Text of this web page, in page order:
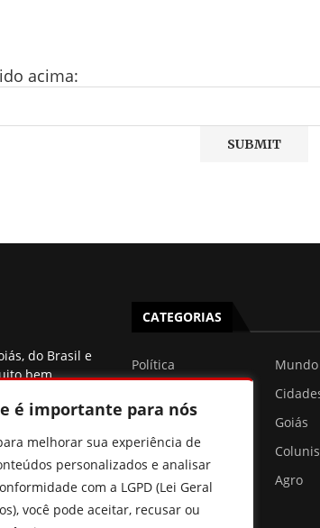
é importante para nós
melhorar sua experiência de
personalizados e analisar
com a LGPD (Lei Geral
você pode aceitar, recusar ou
acima:
do Brasil e
bem
CATEGORIAS
Política
Mundo
Goiás
São Paulo
Famosos
Agro